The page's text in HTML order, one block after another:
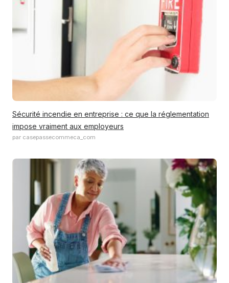
Sécurité incendie en entreprise : ce que la réglementation
impose vraiment aux employeurs
par casepassecommeca_com